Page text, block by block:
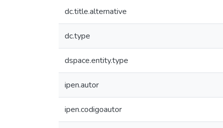
dc.title.alternative
dc.type
dspace.entity.type
ipen.autor
ipen.codigoautor